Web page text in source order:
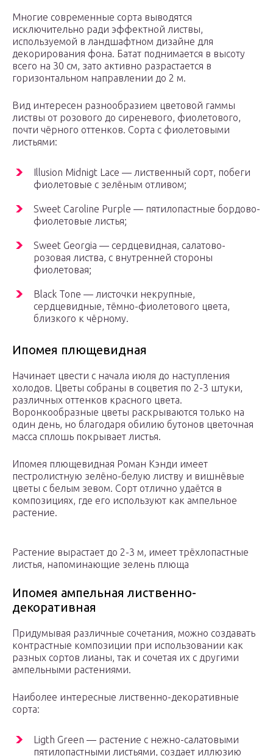
Многие современные сорта выводятся
исключительно ради эффектной листвы,
используемой в ландшафтном дизайне для
декорирования фона. Батат поднимается в высоту
всего на 30 см, зато активно разрастается в
горизонтальном направлении до 2 м.
Вид интересен разнообразием цветовой гаммы
листвы от розового до сиреневого, фиолетового,
почти чёрного оттенков. Сорта с фиолетовыми
листьями:
Illusion Midnigt Lace — лиственный сорт, побеги
фиолетовые с зелёным отливом;
Sweet Caroline Purple — пятилопастные бордово-
фиолетовые листья;
Sweet Georgia — сердцевидная, салатово-
розовая листва, с внутренней стороны
фиолетовая;
Black Tone — листочки некрупные,
сердцевидные, тёмно-фиолетового цвета,
близкого к чёрному.
Ипомея плющевидная
Начинает цвести с начала июля до наступления
холодов. Цветы собраны в соцветия по 2-3 штуки,
различных оттенков красного цвета.
Воронкообразные цветы раскрываются только на
один день, но благодаря обилию бутонов цветочная
масса сплошь покрывает листья.
Ипомея плющевидная Роман Кэнди имеет
пестролистную зелёно-белую листву и вишнёвые
цветы с белым зевом. Сорт отлично удаётся в
композициях, где его используют как ампельное
растение.
Растение вырастает до 2-3 м, имеет трёхлопастные
листья, напоминающие зелень плюща
Ипомея ампельная лиственно-
декоративная
Придумывая различные сочетания, можно создавать
контрастные композиции при использовании как
разных сортов лианы, так и сочетая их с другими
ампельными растениями.
Наиболее интересные лиственно-декоративные
сорта:
Ligth Green — растение с нежно-салатовыми
пятилопастными листьями, создает иллюзию